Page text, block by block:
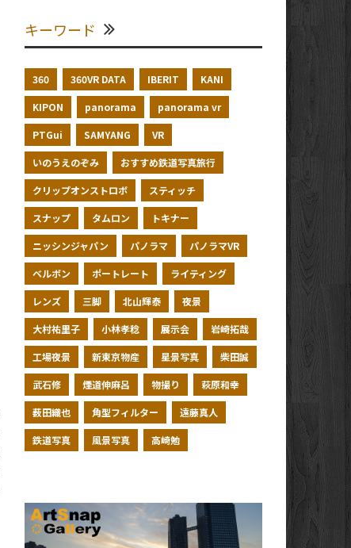
キーワード
360 360VR DATA IBERIT KANI
KIPON panorama panorama vr
PTGui SAMYANG VR
いのうえのぞみ おすすめ鉄道写真旅行
クリップオンストロボ スティッチ
スナップ タムロン トキナー
ニッシンジャパン パノラマ パノラマVR
ベルボン ポートレート ライティング
レンズ 三脚 北山輝泰 夜景
大村祐里子 小林孝稔 展示会 岩崎拓哉
工場夜景 新東京物産 星景写真 柴田誠
武石修 煙道伸麻呂 物撮り 萩原和幸
薮田織也 角型フィルター 遠藤真人
鉄道写真 風景写真 高崎勉